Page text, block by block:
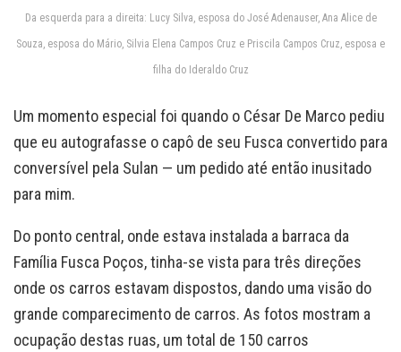
Da esquerda para a direita: Lucy Silva, esposa do José Adenauser, Ana Alice de
Souza, esposa do Mário, Silvia Elena Campos Cruz e Priscila Campos Cruz, esposa e
filha do Ideraldo Cruz
Um momento especial foi quando o César De Marco pediu
que eu autografasse o capô de seu Fusca convertido para
conversível pela Sulan — um pedido até então inusitado
para mim.
Do ponto central, onde estava instalada a barraca da
Família Fusca Poços, tinha-se vista para três direções
onde os carros estavam dispostos, dando uma visão do
grande comparecimento de carros. As fotos mostram a
ocupação destas ruas, um total de 150 carros